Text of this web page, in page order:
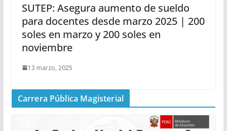
SUTEP: Asegura aumento de sueldo
para docentes desde marzo 2025 | 200
soles en marzo y 200 soles en
noviembre
13 marzo, 2025
Carrera Pública Magisterial